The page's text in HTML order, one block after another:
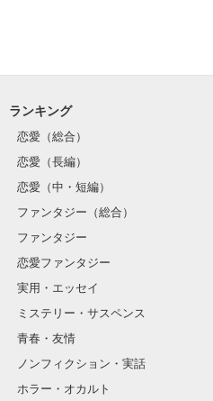
ランキング
恋愛（総合）
恋愛（長編）
恋愛（中・短編）
ファンタジー（総合）
ファンタジー
恋愛ファンタジー
実用・エッセイ
ミステリー・サスペンス
青春・友情
ノンフィクション・実話
ホラー・オカルト